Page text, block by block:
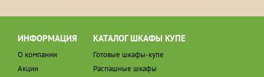
ИНФОРМАЦИЯ
О компании
Акции
КАТАЛОГ ШКАФЫ КУПЕ
Готовые шкафы-купе
Распашные шкафы